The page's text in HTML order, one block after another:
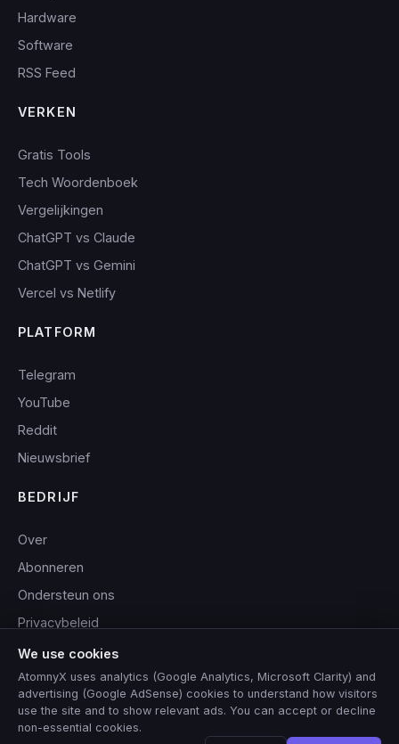
Hardware
Software
RSS Feed
VERKEN
Gratis Tools
Tech Woordenboek
Vergelijkingen
ChatGPT vs Claude
ChatGPT vs Gemini
Vercel vs Netlify
PLATFORM
Telegram
YouTube
Reddit
Nieuwsbrief
BEDRIJF
Over
Abonneren
Ondersteun ons
Privacybeleid
Servicevoorwaarden
© 2026 AtomnyX. Alle rechten voorbehouden.
We use cookies
AtomnyX uses analytics (Google Analytics, Microsoft Clarity) and
advertising (Google AdSense) cookies to understand how visitors
use the site and to show relevant ads. You can accept or decline
non-essential cookies.